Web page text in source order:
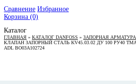
Сравнение Избранное
Корзина (0)
Каталог
ГЛАВНАЯ » КАТАЛОГ DANFOSS » ЗАПОРНАЯ
КЛАПАН ЗАПОРНЫЙ СТАЛЬ KV45.03.02 ДУ 100 РУ40
ADL BO03A102724